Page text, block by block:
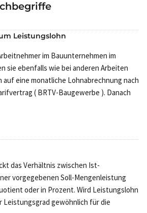
Leistungslohn
im Bauunternehmen im
sie ebenfalls wie bei anderen Arbeiten
auf eine monatliche Lohnabrechnung nach
( BRTV-Baugewerbe ). Danach
das Verhältnis zwischen Ist-
vorgegebenen Soll-Mengenleistung
oder in Prozent. Wird Leistungslohn
Leistungsgrad gewöhnlich für die